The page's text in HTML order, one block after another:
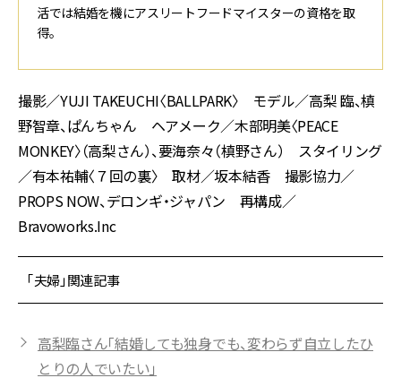
活では結婚を機にアスリートフードマイスターの資格を取
得。
撮影／YUJI TAKEUCHI〈BALLPARK〉 モデル／高梨 臨、槙
野智章、ぱんちゃん ヘアメーク／木部明美〈PEACE
MONKEY〉（高梨さん）、要海奈々（槙野さん） スタイリング
／有本祐輔〈７回の裏〉 取材／坂本結香 撮影協力／
PROPS NOW、デロンギ・ジャパン 再構成／
Bravoworks.Inc
「夫婦」関連記事
高梨臨さん「結婚しても独身でも、変わらず自立したひ
とりの人でいたい」